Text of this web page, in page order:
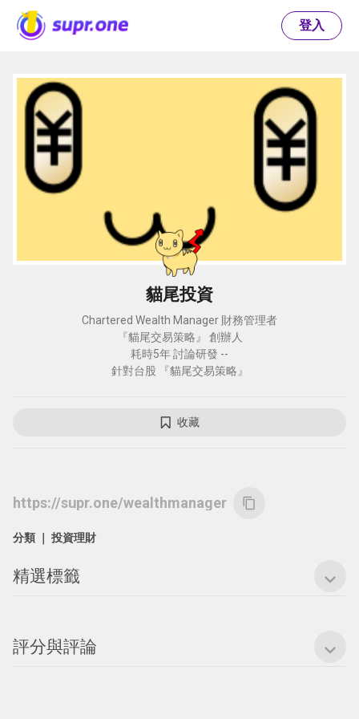
登入
貓尾投資
Chartered Wealth Manager 財務管理者
『貓尾交易策略』 創辦人
耗時5年 討論研發 --
針對台股 『貓尾交易策略』
收藏
https://supr.one/wealthmanager content_copy
分類 ｜ 投資理財
精選標籤 expand_more
評分與評論 expand_more